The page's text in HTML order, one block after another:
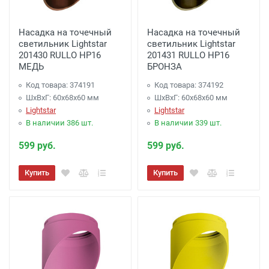
Компании- (для Регионов)Подробнее
Насадка на точечный
светильник Lightstar
201430 RULLO HP16
МЕДЬ
Код товара: 374191
ШхВхГ: 60x68x60 мм
Lightstar
В наличии 386 шт.
599 руб.
Купить
Насадка на точечный
светильник Lightstar
201431 RULLO HP16
БРОНЗА
Код товара: 374192
ШхВхГ: 60x68x60 мм
Lightstar
В наличии 339 шт.
599 руб.
Купить